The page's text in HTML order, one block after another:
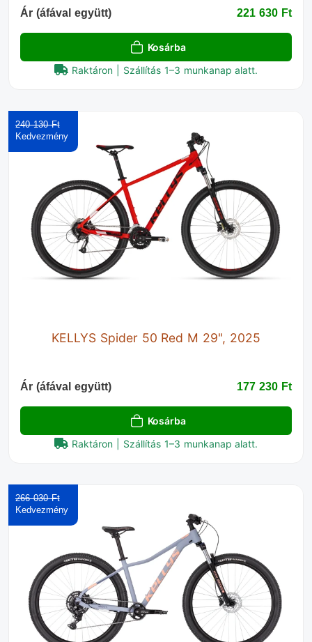
Ár (áfával együtt) 221 630 Ft‎
Kosárba
Raktáron | Szállítás 1–3 munkanap alatt.
KELLYS Spider 50 Red M 29", 2025
240 130 Ft‎
Ár (áfával együtt) 177 230 Ft‎
Kosárba
Raktáron | Szállítás 1–3 munkanap alatt.
266 030 Ft‎